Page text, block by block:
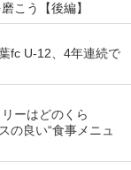
こう【後編】
fc U-12、4年連続で
ーはどのくら
の良い“食事メニュ